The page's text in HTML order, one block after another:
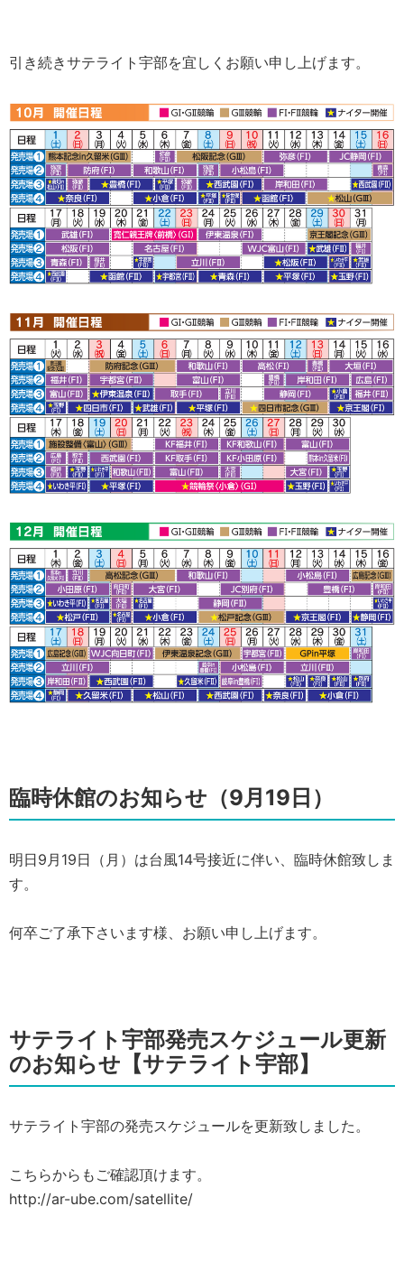
引き続きサテライト宇部を宜しくお願い申し上げます。
臨時休館のお知らせ（9月19日）
明日9月19日（月）は台風14号接近に伴い、臨時休館致しま
す。
何卒ご了承下さいます様、お願い申し上げます。
サテライト宇部発売スケジュール更新
のお知らせ【サテライト宇部】
サテライト宇部の発売スケジュールを更新致しました。
こちらからもご確認頂けます。
http://ar-ube.com/satellite/